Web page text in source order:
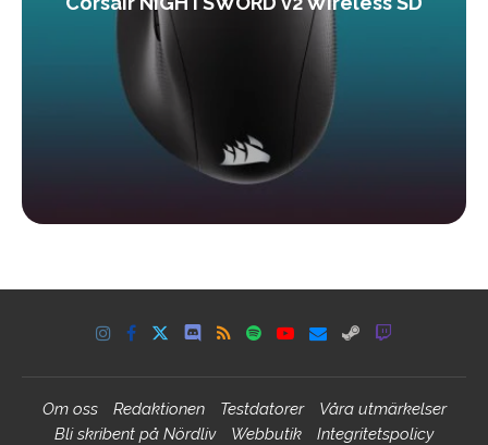
Om oss Redaktionen Testdatorer
Våra utmärkelser
Bli skribent på Nördliv
Webbutik Integritetspolicy